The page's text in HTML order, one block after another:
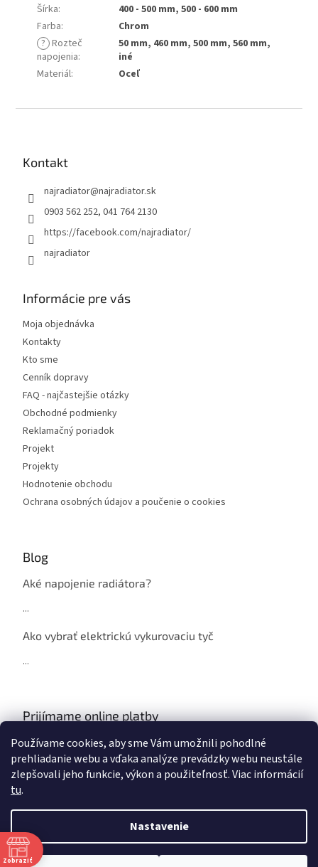
Používame cookies, aby sme Vám umožnili pohodlné
prehliadanie webu a vďaka analýze prevádzky webu neustále
zlepšovali jeho funkcie, výkon a použiteľnosť. Viac informácií
tu.
Nastavenie
Šírka:
400 - 500 mm, 500 - 600 mm
Farba:
Chrom
? Rozteč
napojenia:
50 mm, 460 mm, 500 mm, 560 mm,
iné
Materiál: Oceľ
Kontakt
najradiator@najradiator.sk
0903 562 252, 041 764 2130
https://facebook.com/najradiator/
najradiator
Informácie pre vás
Moja objednávka
Kontakty
Kto sme
Cenník dopravy
FAQ - najčastejšie otázky
Obchodné podmienky
Reklamačný poriadok
Projekt
Projekty
Hodnotenie obchodu
Ochrana osobných údajov a poučenie o cookies
Blog
Aké napojenie radiátora?
...
Ako vybrať elektrickú vykurovaciu tyč
...
Prijímame online platby
Vytvoril Shoptet
Copyright 2026NAJ Radiátor. Všetky práva vyhradené.
Zobraziť